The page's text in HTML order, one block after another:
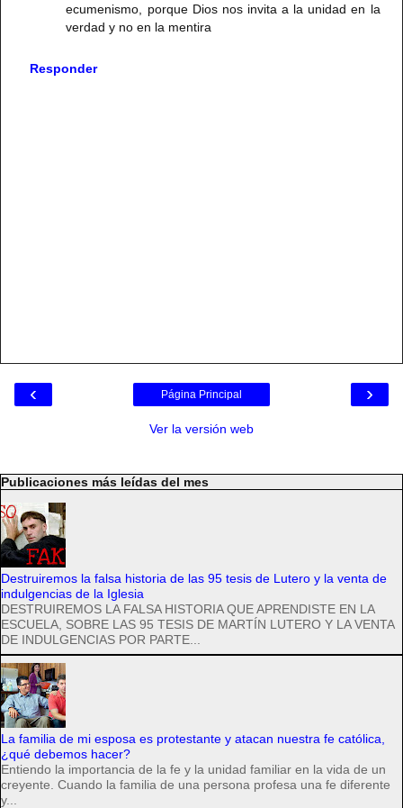
ecumenismo, porque Dios nos invita a la unidad en la
verdad y no en la mentira
Responder
‹ ›
Página Principal
Ver la versión web
Publicaciones más leídas del mes
Destruiremos la falsa historia de las 95 tesis de Lutero y la venta de
indulgencias de la Iglesia
DESTRUIREMOS LA FALSA HISTORIA QUE APRENDISTE EN LA
ESCUELA, SOBRE LAS 95 TESIS DE MARTÍN LUTERO Y LA VENTA
DE INDULGENCIAS POR PARTE...
La familia de mi esposa es protestante y atacan nuestra fe católica,
¿qué debemos hacer?
Entiendo la importancia de la fe y la unidad familiar en la vida de un
creyente. Cuando la familia de una persona profesa una fe diferente
y...